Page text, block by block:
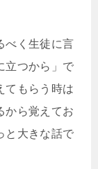
べく生徒に言
立つから」で
てもらう時は
から覚えてお
と大きな話で